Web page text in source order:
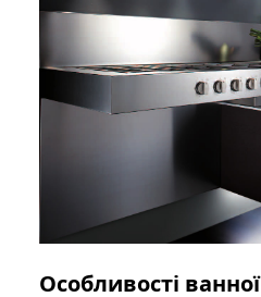
Особливості ванної